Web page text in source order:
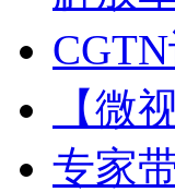
【微
专家